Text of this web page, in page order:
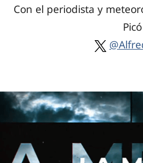
Con el periodista y
Picó